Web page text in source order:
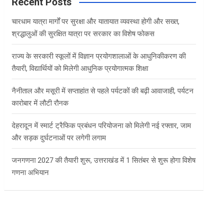
चारधाम यात्रा मार्गों पर सुरक्षा और यातायात व्यवस्था होगी और सख्त,
श्रद्धालुओं की सुरक्षित यात्रा पर सरकार का विशेष फोकस
राज्य के सरकारी स्कूलों में विज्ञान प्रयोगशालाओं के आधुनिकीकरण की
तैयारी, विद्यार्थियों को मिलेगी आधुनिक प्रयोगात्मक शिक्षा
नैनीताल और मसूरी में सप्ताहांत से पहले पर्यटकों की बढ़ी आवाजाही, पर्यटन
कारोबार में लौटी रौनक
देहरादून में स्मार्ट ट्रैफिक प्रबंधन परियोजना को मिलेगी नई रफ्तार, जाम
और सड़क दुर्घटनाओं पर लगेगी लगाम
जनगणना 2027 की तैयारी शुरू, उत्तराखंड में 1 सितंबर से शुरू होगा विशेष
गणना अभियान